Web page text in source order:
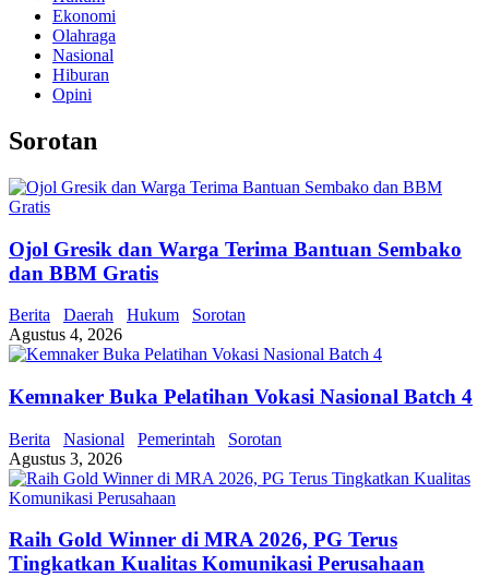
Ekonomi
Olahraga
Nasional
Hiburan
Opini
Sorotan
Ojol Gresik dan Warga Terima Bantuan Sembako
dan BBM Gratis
Berita Daerah Hukum
Sorotan
Agustus 4, 2026
Kemnaker Buka Pelatihan Vokasi Nasional Batch 4
Berita Nasional Pemerintah
Sorotan
Agustus 3, 2026
Raih Gold Winner di MRA 2026, PG Terus
Tingkatkan Kualitas Komunikasi Perusahaan